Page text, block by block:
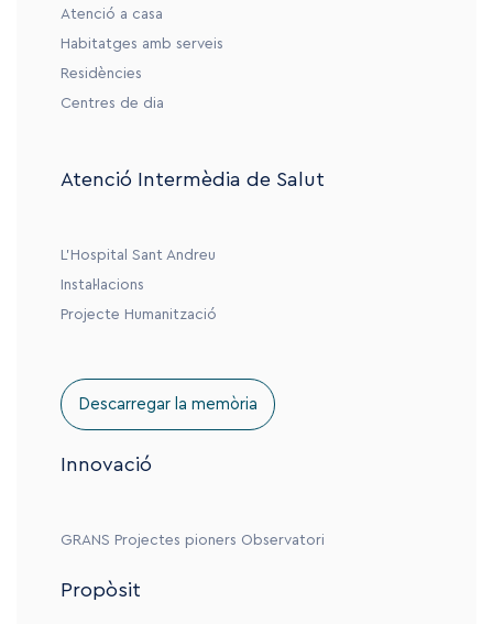
Atenció a casa
Habitatges amb serveis
Residències
Centres de dia
Atenció Intermèdia de Salut
L’Hospital Sant Andreu
Instal·lacions
Projecte Humanització
Descarregar la memòria
Innovació
GRANS Projectes pioners Observatori
Propòsit